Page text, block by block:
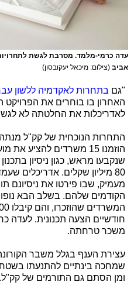
עדה כרמי-מלמד. מסרבת לגשת
אביב (צילום: מיכאל יעקובסון)
"גם בתחרות לאקדמיה ללשון
האחרון בו בוחרים את
לאדריכלות את החלטתה לא
התחרות הנוכחית של קק"ל
הוזמנו 15 משרדים
שנקבעו מראש, כגון ניסיון
80 מיליון שקלים. אדריכלים
מעמיק, שבו פירטו את ניסיונם
הקודמים שלהם. בשלב הבא
חודשיים הצעה תכנונית. לעדה
משכר טרחתה.
עצירת הענף בגלל משבר
שמחכה בינתיים להתנעתו
ומן הסתם גם התורמים של קק"ל.